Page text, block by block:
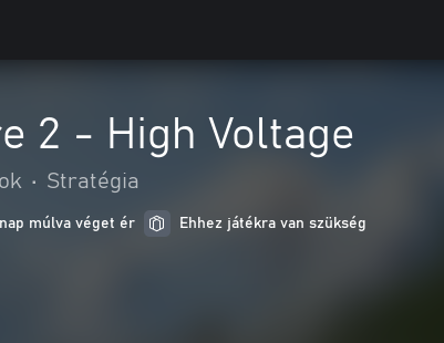
2 - High Voltage
• Stratégia
múlva véget ér Ehhez játékra van szükség